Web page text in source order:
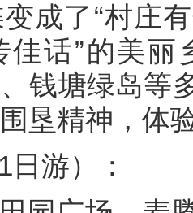
成了“村庄
佳话”的美
钱塘绿岛等
垦精神，体
游）：